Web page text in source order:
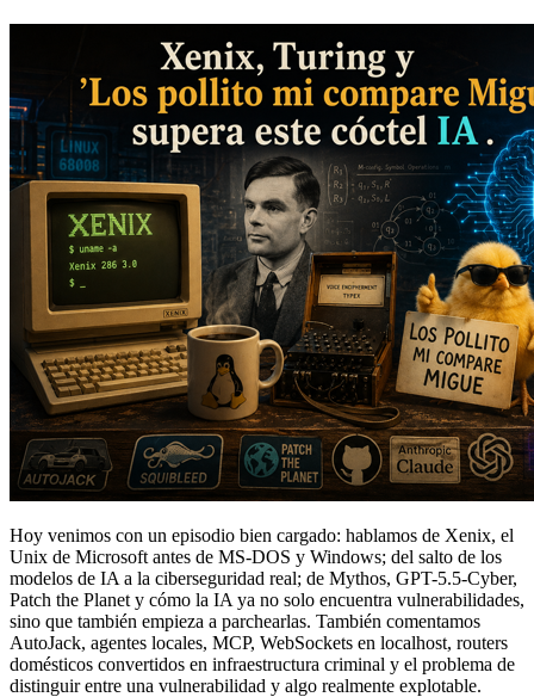
Hoy venimos con un episodio bien cargado: hablamos de Xenix, el
Unix de Microsoft antes de MS-DOS y Windows; del salto de los
modelos de IA a la ciberseguridad real; de Mythos, GPT-5.5-Cyber,
Patch the Planet y cómo la IA ya no solo encuentra vulnerabilidades,
sino que también empieza a parchearlas. También comentamos
AutoJack, agentes locales, MCP, WebSockets en localhost, routers
domésticos convertidos en infraestructura criminal y el problema de
distinguir entre una vulnerabilidad y algo realmente explotable.